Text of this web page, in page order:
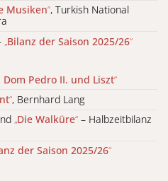
Musiken“, Turkish National
„Bilanz der Saison 2025/26“
Dom Pedro II. und Liszt“
“, Bernhard Lang
„Die Walküre“ – Halbzeitbilanz
der Saison 2025/26“